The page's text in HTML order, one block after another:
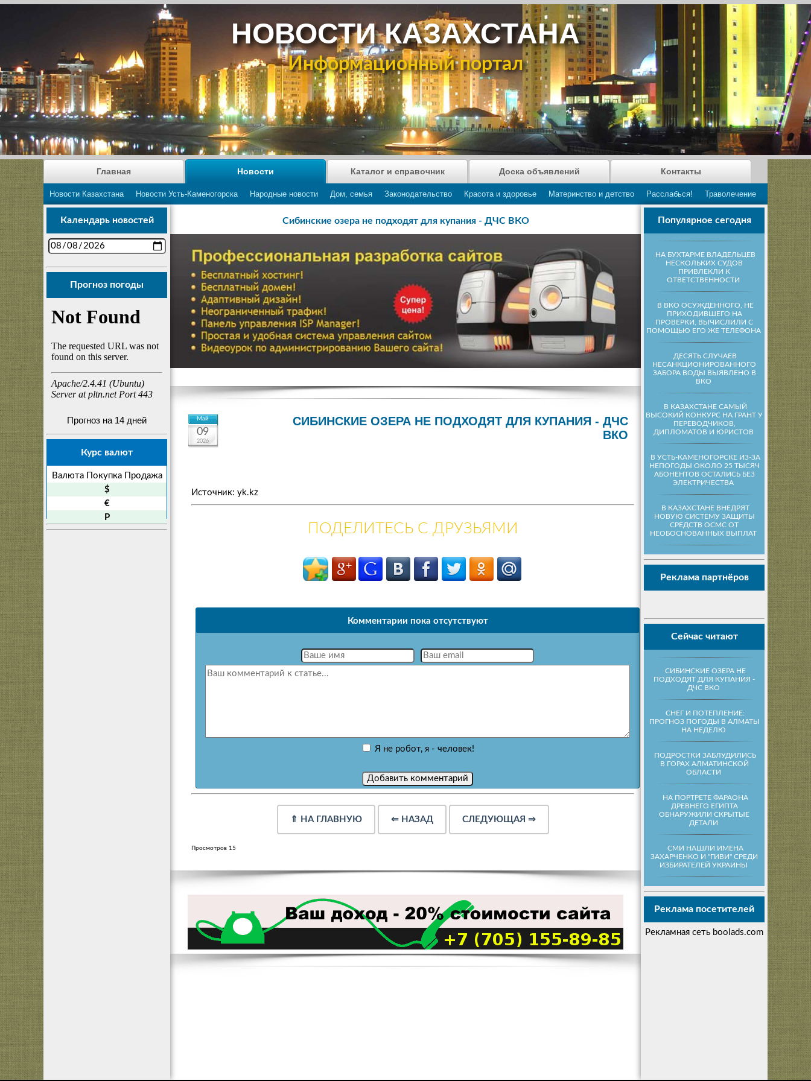
НОВОСТИ КАЗАХСТАНА
Информационный портал
Главная Новости
Новости Казахстана Новости Усть-Каменогорска Народные новости Дом, семья Законодательство Красота и здоровье Материнство и детство Расслабься! Траволечение
Каталог и справочник Доска объявлений Контакты
Популярное сегодня
НА БУХТАРМЕ ВЛАДЕЛЬЦЕВ
НЕСКОЛЬКИХ СУДОВ
ПРИВЛЕКЛИ К
ОТВЕТСТВЕННОСТИ
В ВКО ОСУЖДЕННОГО, НЕ
ПРИХОДИВШЕГО НА
ПРОВЕРКИ, ВЫЧИСЛИЛИ С
ПОМОЩЬЮ ЕГО ЖЕ ТЕЛЕФОНА
ДЕСЯТЬ СЛУЧАЕВ
НЕСАНКЦИОНИРОВАННОГО
ЗАБОРА ВОДЫ ВЫЯВЛЕНО В
ВКО
В КАЗАХСТАНЕ САМЫЙ
ВЫСОКИЙ КОНКУРС НА ГРАНТ У
ПЕРЕВОДЧИКОВ,
ДИПЛОМАТОВ И ЮРИСТОВ
В УСТЬ-КАМЕНОГОРСКЕ ИЗ-ЗА
НЕПОГОДЫ ОКОЛО 25 ТЫСЯЧ
АБОНЕНТОВ ОСТАЛИСЬ БЕЗ
ЭЛЕКТРИЧЕСТВА
В КАЗАХСТАНЕ ВНЕДРЯТ
НОВУЮ СИСТЕМУ ЗАЩИТЫ
СРЕДСТВ ОСМС ОТ
НЕОБОСНОВАННЫХ ВЫПЛАТ
Реклама партнёров
Сейчас читают
СИБИНСКИЕ ОЗЕРА НЕ
ПОДХОДЯТ ДЛЯ КУПАНИЯ -
ДЧС ВКО
СНЕГ И ПОТЕПЛЕНИЕ:
ПРОГНОЗ ПОГОДЫ В АЛМАТЫ
НА НЕДЕЛЮ
ПОДРОСТКИ ЗАБЛУДИЛИСЬ
В ГОРАХ АЛМАТИНСКОЙ
ОБЛАСТИ
НА ПОРТРЕТЕ ФАРАОНА
ДРЕВНЕГО ЕГИПТА
ОБНАРУЖИЛИ СКРЫТЫЕ
ДЕТАЛИ
СМИ НАШЛИ ИМЕНА
ЗАХАРЧЕНКО И "ГИВИ" СРЕДИ
ИЗБИРАТЕЛЕЙ УКРАИНЫ
Реклама посетителей
Рекламная сеть boolads.com
Календарь новостей
Прогноз погоды
Прогноз на 14 дней
Курс валют
Валюта Покупка
Продажа
$
€
P
Сибинские озера не подходят для купания - ДЧС ВКО
Май
09
2026
СИБИНСКИЕ ОЗЕРА НЕ ПОДХОДЯТ ДЛЯ КУПАНИЯ - ДЧС
ВКО
Источник: yk.kz
ПОДЕЛИТЕСЬ С ДРУЗЬЯМИ
Комментарии пока отсутствуют
Я не робот, я - человек!
⇑ НА ГЛАВНУЮ ⇐ НАЗАД СЛЕДУЮЩАЯ ⇒
Просмотров 15